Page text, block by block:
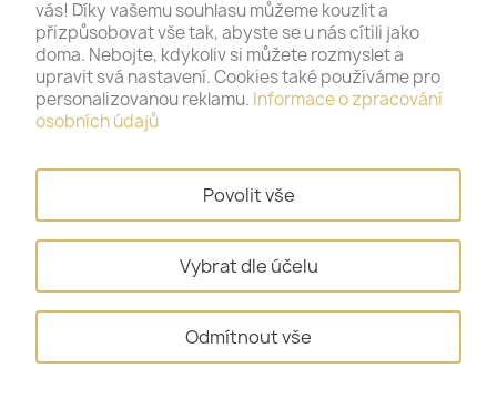
AUKRO.CZ
100%(644) pozitivních
hodnocení od 309uživatelů.
Získejte nejnovější novinky a speciální
vás! Díky vašemu souhlasu můžeme kouzlit a
přizpůsobovat vše tak, abyste se u nás cítili jako
doma. Nebojte, kdykoliv si můžete rozmyslet a
upravit svá nastavení. Cookies také používáme pro
personalizovanou reklamu. Informace o zpracování
osobních údajů
Povolit vše
Vybrat dle účelu
Odmítnout vše